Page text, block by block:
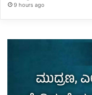
9 hours ago